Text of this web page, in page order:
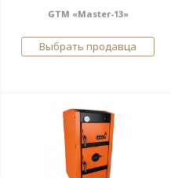
GTM «Master-13»
Выбрать продавца